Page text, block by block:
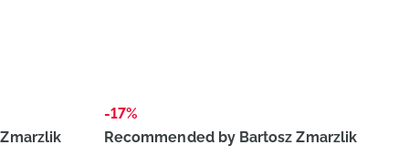
-17%
Recommended by Bartosz Zmarzlik